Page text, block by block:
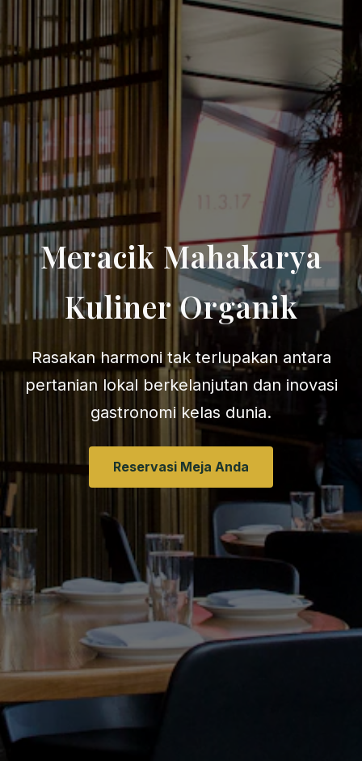
Meracik Mahakarya
Kuliner Organik
Rasakan harmoni tak terlupakan antara
pertanian lokal berkelanjutan dan inovasi
gastronomi kelas dunia.
Reservasi Meja Anda